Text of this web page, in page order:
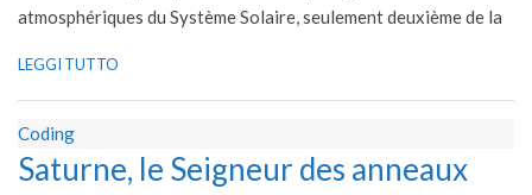
atmosphériques du Système Solaire, seulement deuxième de la
LEGGI TUTTO
Coding
Saturne, le Seigneur des anneaux